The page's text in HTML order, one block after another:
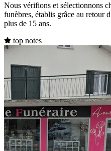
Nous vérifions et sélectionnons
funèbres, établis grâce au retour
plus de 15 ans.
top notes